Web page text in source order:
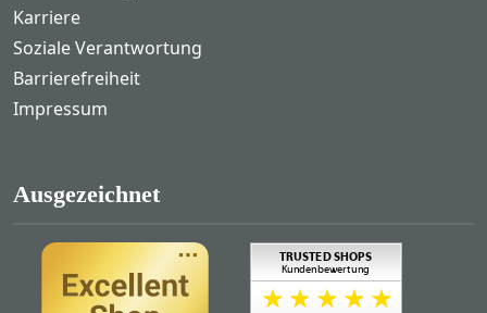
Karriere
Soziale Verantwortung
Barrierefreiheit
Impressum
Ausgezeichnet